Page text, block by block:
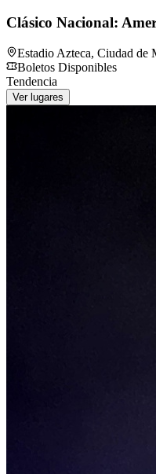
Clásico Nacional:
Estadio Azteca, Ciudad de
Boletos Disponibles
Tendencia
Ver lugares